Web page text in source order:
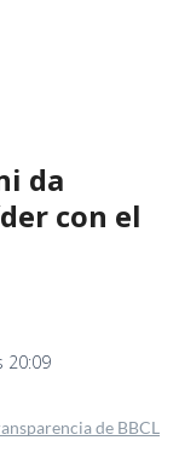
da
con el
20:09
de BBCL